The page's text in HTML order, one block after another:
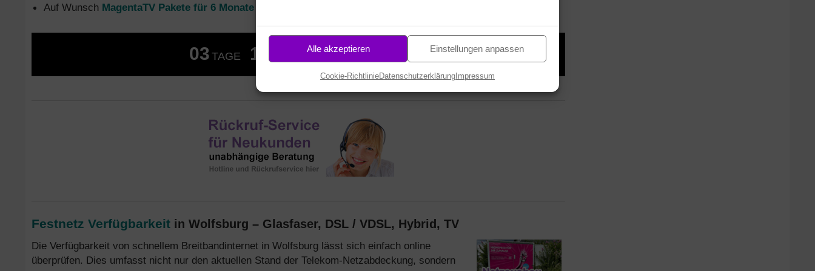
Alle akzeptieren Einstellungen anpassen
Cookie-RichtlinieDatenschutzerklärung Impressum
Auf Wunsch MagentaTV Pakete für 6 Monate ohne Aufpreis
03 TAGE 12 01 MIN. 42
Festnetz Verfügbarkeit in Wolfsburg – Glasfaser, DSL / VDSL, Hybrid, TV
Die Verfügbarkeit von schnellem Breitbandinternet in Wolfsburg lässt sich einfach online
überprüfen. Dies umfasst nicht nur den aktuellen Stand der Telekom-Netzabdeckung, sondern